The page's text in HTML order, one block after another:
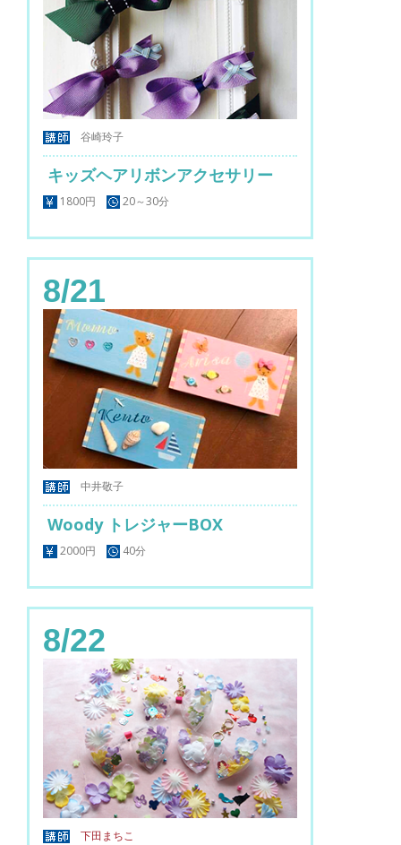
谷崎玲子
キッズヘアリボンアクセサリー
1800円 20～30分
8/21
中井敬子
Woody トレジャーBOX
2000円 40分
8/22
下田まちこ